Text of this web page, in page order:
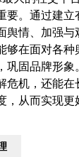
要。通过建立
舆情、加强与
够在面对各种
巩固品牌形象
危机，还能在
，从而实现更